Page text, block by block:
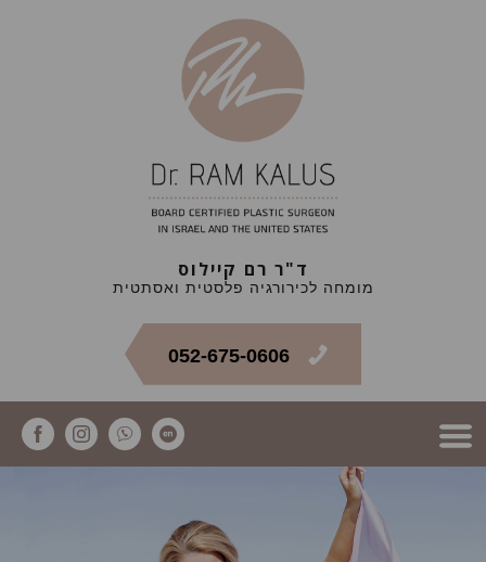
ד"ר רם קיילוס
מומחה לכירורגיה פלסטית ואסתטית
052-675-0606